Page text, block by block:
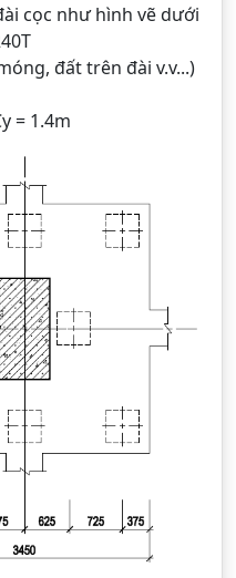
cọc như hình vẽ dưới
đất trên đài v.v...)
= 1.4m